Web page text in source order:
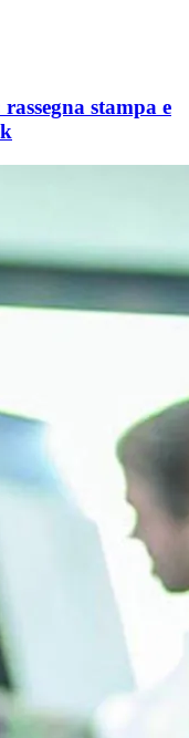
stampa e